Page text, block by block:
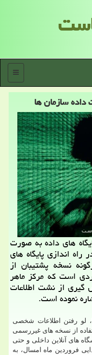
منو
سازمان ها
های داده به صورت
اندازی پایگاه های
نسخه پشتیبان از
است كه مركز ماهر
گیری از نشت اطلاعات
نموده است.
لو رفتن اطلاعات شخصی
از نسخه های غیررسمی
های آنلاین داخلی و حتی
فروردین ماه امسال، به